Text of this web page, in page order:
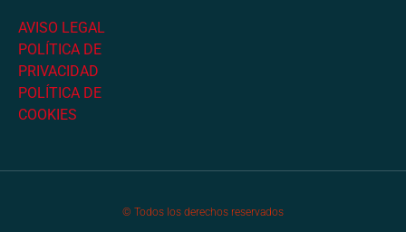
AVISO LEGAL
POLÍTICA DE
PRIVACIDAD
POLÍTICA DE
COOKIES
© Todos los derechos reservados